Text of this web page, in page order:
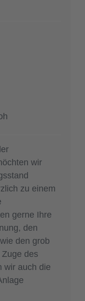
wir
zu einem
gerne Ihre
den
den grob
des
wir auch die